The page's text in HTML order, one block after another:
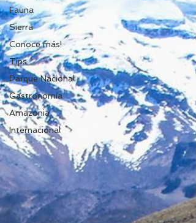
Fauna
Sierra
Conoce más!
Tips
Parque Nacional
Gastronomía
Amazonia
Internacional